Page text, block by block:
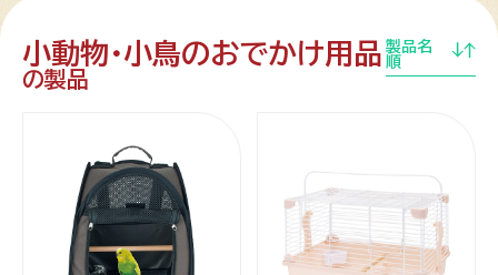
小動物・小鳥のおでかけ用品
の製品
製品名
順